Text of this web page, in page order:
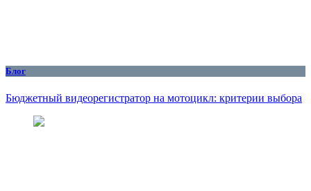
Блог
Бюджетный видеорегистратор на мотоцикл: критерии выбора